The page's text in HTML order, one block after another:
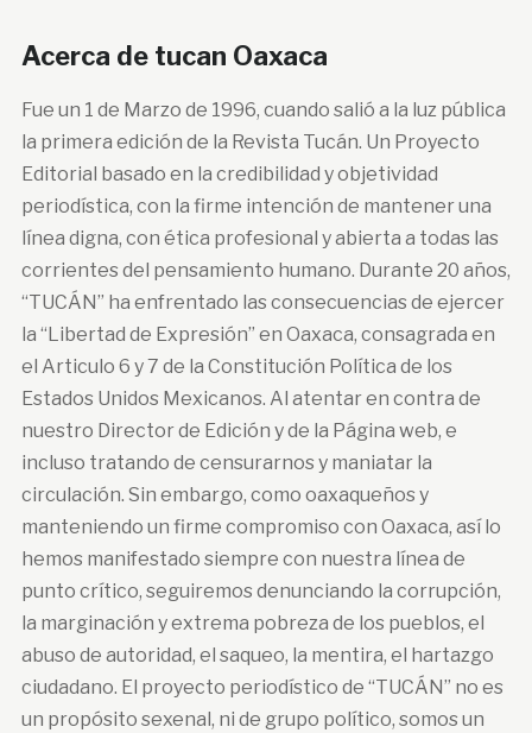
Acerca de tucan Oaxaca
Fue un 1 de Marzo de 1996, cuando salió a la luz pública
la primera edición de la Revista Tucán. Un Proyecto
Editorial basado en la credibilidad y objetividad
periodística, con la firme intención de mantener una
línea digna, con ética profesional y abierta a todas las
corrientes del pensamiento humano. Durante 20 años,
“TUCÁN” ha enfrentado las consecuencias de ejercer
la “Libertad de Expresión” en Oaxaca, consagrada en
el Articulo 6 y 7 de la Constitución Política de los
Estados Unidos Mexicanos. Al atentar en contra de
nuestro Director de Edición y de la Página web, e
incluso tratando de censurarnos y maniatar la
circulación. Sin embargo, como oaxaqueños y
manteniendo un firme compromiso con Oaxaca, así lo
hemos manifestado siempre con nuestra línea de
punto crítico, seguiremos denunciando la corrupción,
la marginación y extrema pobreza de los pueblos, el
abuso de autoridad, el saqueo, la mentira, el hartazgo
ciudadano. El proyecto periodístico de “TUCÁN” no es
un propósito sexenal, ni de grupo político, somos un